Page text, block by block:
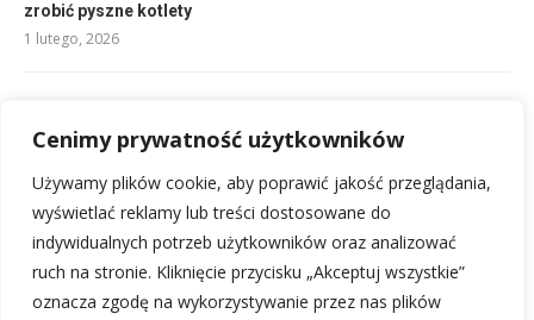
Cenimy prywatność użytkowników
Używamy plików cookie, aby poprawić jakość przeglądania,
wyświetlać reklamy lub treści dostosowane do
indywidualnych potrzeb użytkowników oraz analizować
ruch na stronie. Kliknięcie przycisku „Akceptuj wszystkie”
oznacza zgodę na wykorzystywanie przez nas plików
zrobić pyszne kotlety
1 lutego, 2026
1 lutego, 2026
Sarnina przepis: Soczysty gulasz, który zachwyci!
1 lutego, 2026